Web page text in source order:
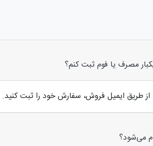
مصرف یا فوم ثبت کنم؟
طریق ایمیل فروش، سفارش خود را ثبت کنید.
می‌شود؟